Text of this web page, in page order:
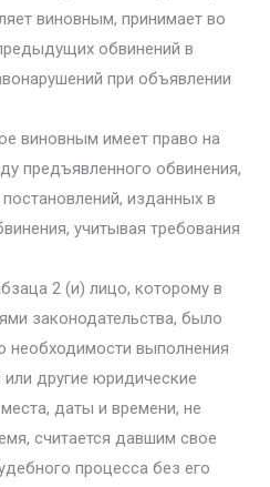
виновным, принимает во
обвинений в
при объявлении
виновным имеет право на
предъявленного обвинения,
изданных в
учитывая требования
2 (и) лицо, которому в
законодательства, было
необходимости выполнения
другие юридические
даты и времени, не
считается давшим свое
процесса без его